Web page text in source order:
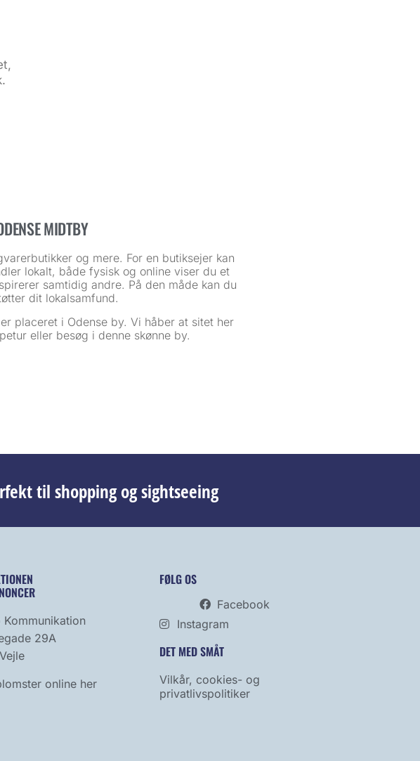
.
MIDTBY
og mere. For en butiksejer kan
lokalt, både fysisk og online viser du et
samtidig andre. På den måde kan du
dit lokalsamfund.
placeret i Odense by. Vi håber at sitet her
eller besøg i denne skønne by.
til shopping og sightseeing
Kommunikation
29A
online her
FØLG OS
Facebook
Instagram
DET MED SMÅT
Vilkår, cookies- og
privatlivspolitiker